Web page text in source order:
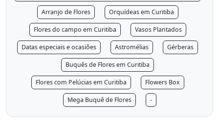
Arranjo de Flores Orquídeas em Curitiba
Flores do campo em Curitiba Vasos Plantados
Datas especiais e ocasiões Astromélias Gérberas
Buquês de Flores em Curitiba
Flores com Pelúcias em Curitiba Flowers Box
Mega Buquê de Flores -